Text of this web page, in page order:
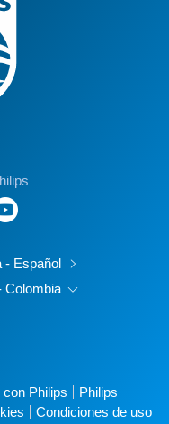
- Español
Colombia
Philips
Philips
Condiciones de uso